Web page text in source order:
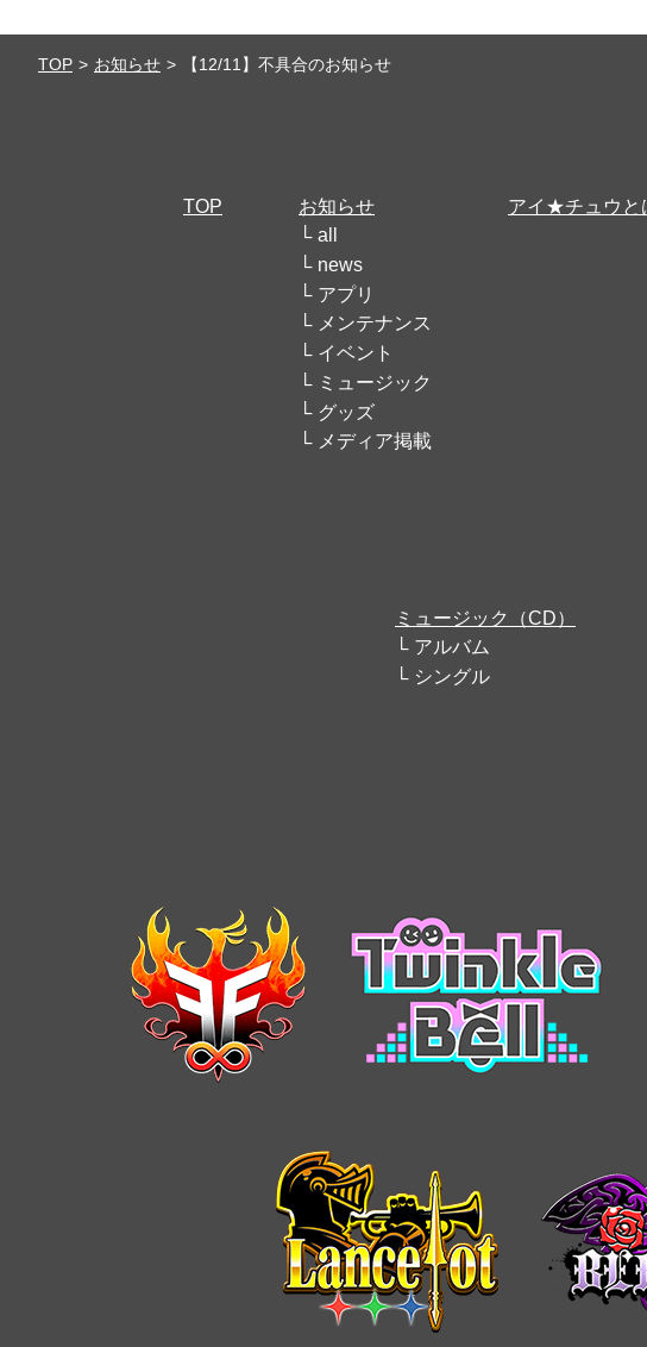
TOP お知らせ 【12/11】不具合のお知らせ
TOP
お知らせ
all
news
アプリ
メンテナンス
イベント
ミュージック
グッズ
メディア掲載
アイ★チュウと
ミュージック（CD）
アルバム
シングル